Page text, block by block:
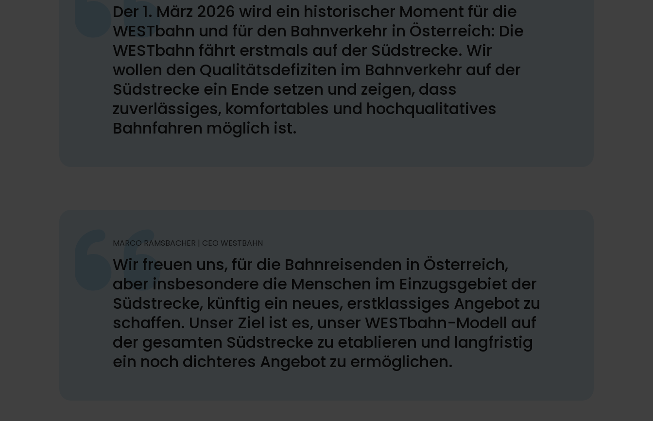
Der 1. März 2026 wird ein historischer Moment für die
WESTbahn und für den Bahnverkehr in Österreich: Die
WESTbahn fährt erstmals auf der Südstrecke. Wir
wollen den Qualitätsdefiziten im Bahnverkehr auf der
Südstrecke ein Ende setzen und zeigen, dass
zuverlässiges, komfortables und hochqualitatives
Bahnfahren möglich ist.
MARCO RAMSBACHER | CEO WESTBAHN
Wir freuen uns, für die Bahnreisenden in Österreich,
aber insbesondere die Menschen im Einzugsgebiet der
Südstrecke, künftig ein neues, erstklassiges Angebot zu
schaffen. Unser Ziel ist es, unser WESTbahn-Modell auf
der gesamten Südstrecke zu etablieren und langfristig
ein noch dichteres Angebot zu ermöglichen.